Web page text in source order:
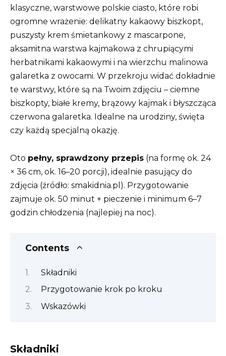
klasyczne, warstwowe polskie ciasto, które robi
ogromne wrażenie: delikatny kakaowy biszkopt,
puszysty krem śmietankowy z mascarpone,
aksamitna warstwa kajmakowa z chrupiącymi
herbatnikami kakaowymi i na wierzchu malinowa
galaretka z owocami. W przekroju widać dokładnie
te warstwy, które są na Twoim zdjęciu – ciemne
biszkopty, białe kremy, brązowy kajmak i błyszcząca
czerwona galaretka. Idealne na urodziny, święta
czy każdą specjalną okazję.
Oto pełny, sprawdzony przepis (na formę ok. 24
× 36 cm, ok. 16–20 porcji), idealnie pasujący do
zdjęcia (źródło: smakidnia.pl). Przygotowanie
zajmuje ok. 50 minut + pieczenie i minimum 6–7
godzin chłodzenia (najlepiej na noc).
Contents
Składniki
Przygotowanie krok po kroku
Wskazówki
Składniki